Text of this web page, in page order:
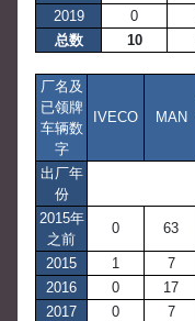
2019
0
总数
10
厂名及
已领牌
车辆数
字
IVECO MAN
出厂年
份
2015年
之前
0 63
2015 1 7
2016
0 17
2017
0 7